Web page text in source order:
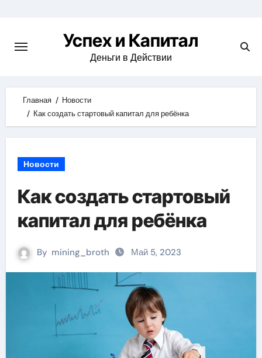
content
Успех и Капитал
Деньги в Действии
Главная
Новости
Как создать стартовый капитал для ребёнка
Новости
Как создать стартовый
капитал для ребёнка
By mining_broth Май 5, 2023